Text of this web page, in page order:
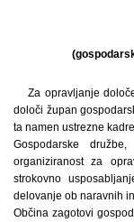
Za opravljanje
določi župan
ta namen ustrezne
Gospodarske
organiziranost za
strokovno
delovanje ob naravnih
Občina zagotovi